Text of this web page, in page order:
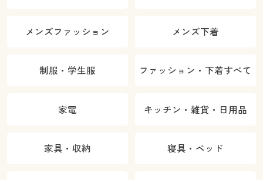
メンズファッション メンズ下着
制服・学生服 ファッション・下着すべて
家電 キッチン・雑貨・日用品
家具・収納 寝具・ベッド